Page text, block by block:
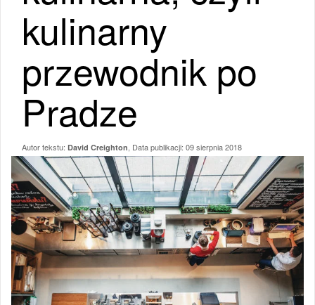
kulinarny
przewodnik po
Pradze
Autor tekstu: David Creighton , Data publikacji: 09 sierpnia 2018